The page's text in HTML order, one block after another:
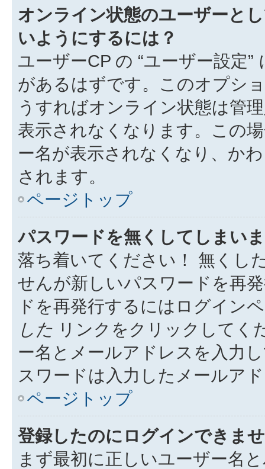
オンライン状態のユーザーと
いようにするには？
ユーザーCP の “ユーザー設定
があるはずです。このオプシ
うすればオンライン状態は管
表示されなくなります。この
ー名が表示されなくなり、か
されます。
ページトップ
パスワードを無くしてしまい
落ち着いてください！ 無くし
せんが新しいパスワードを再
ドを再発行するにはログイン
した リンクをクリックしてく
ー名とメールアドレスを入力
スワードは入力したメールア
ページトップ
登録したのにログインできま
まず最初に正しいユーザー名